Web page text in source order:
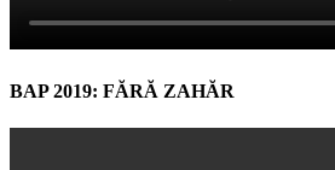
BAP 2019: FĂRĂ ZAHĂR